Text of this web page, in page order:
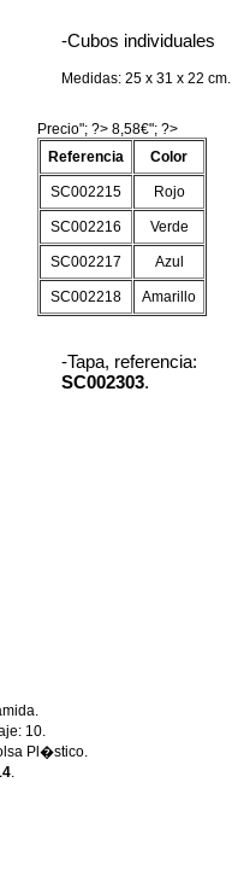
-Cubos individuales
Medidas: 25 x 31 x 22 cm.
Precio"; ?> 8,58€"; ?>
Referencia
Color
SC002215 Rojo
SC002216 Verde
SC002217 Azul
SC002218 Amarillo
-Tapa, referencia:
SC002303.
10.
Pl�stico.
.